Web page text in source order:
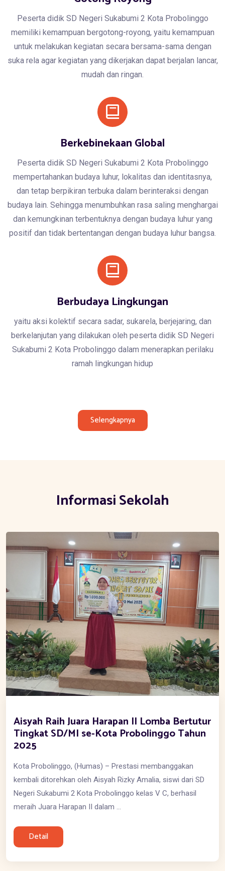
Peserta didik SD Negeri Sukabumi 2 Kota Probolinggo
memiliki kemampuan bergotong-royong, yaitu kemampuan
untuk melakukan kegiatan secara bersama-sama dengan
suka rela agar kegiatan yang dikerjakan dapat berjalan lancar,
mudah dan ringan.
Berkebinekaan Global
Peserta didik SD Negeri Sukabumi 2 Kota Probolinggo
mempertahankan budaya luhur, lokalitas dan identitasnya,
dan tetap berpikiran terbuka dalam berinteraksi dengan
budaya lain. Sehingga menumbuhkan rasa saling menghargai
dan kemungkinan terbentuknya dengan budaya luhur yang
positif dan tidak bertentangan dengan budaya luhur bangsa.
Berbudaya Lingkungan
yaitu aksi kolektif secara sadar, sukarela, berjejaring, dan
berkelanjutan yang dilakukan oleh peserta didik SD Negeri
Sukabumi 2 Kota Probolinggo dalam menerapkan perilaku
ramah lingkungan hidup
Selengkapnya
Informasi Sekolah
Aisyah Raih Juara Harapan II Lomba Bertutur
Tingkat SD/MI se-Kota Probolinggo Tahun
2025
Kota Probolinggo, (Humas) – Prestasi membanggakan
kembali ditorehkan oleh Aisyah Rizky Amalia, siswi dari SD
Negeri Sukabumi 2 Kota Probolinggo kelas V C, berhasil
meraih Juara Harapan II dalam ...
Detail